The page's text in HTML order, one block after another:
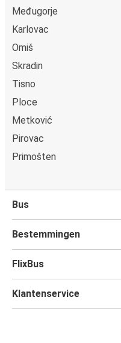
Međugorje
Karlovac
Omiš
Skradin
Tisno
Ploce
Metković
Pirovac
Primošten
Bus
Bestemmingen
FlixBus
Klantenservice